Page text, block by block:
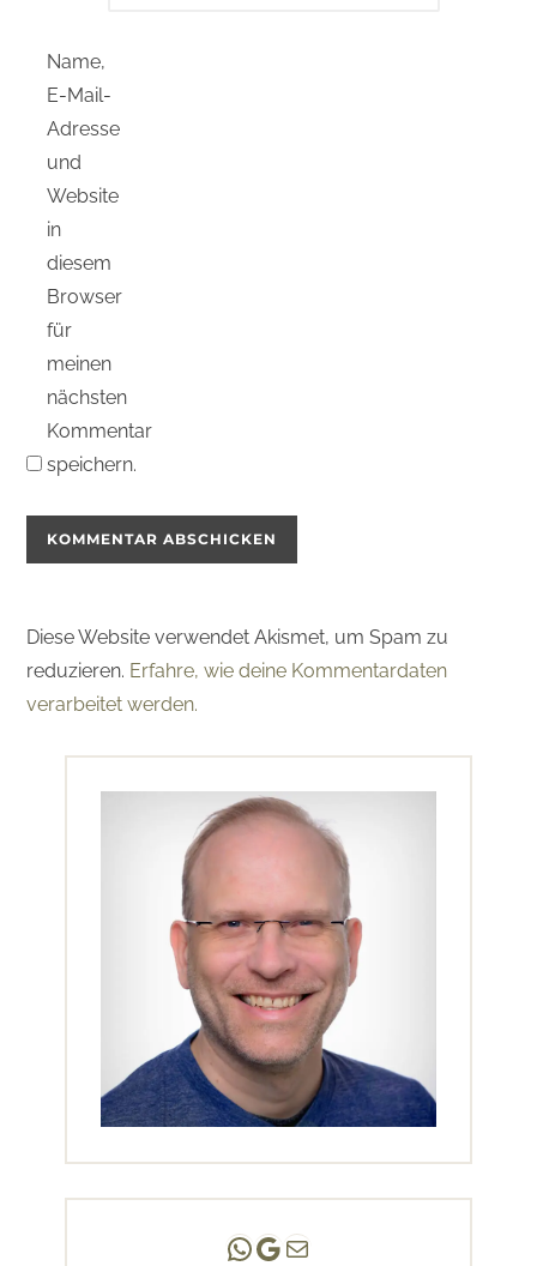
Name,
E-Mail-
Adresse
und
Website
in
diesem
Browser
für
meinen
nächsten
Kommentar
speichern.
Diese Website verwendet Akismet, um Spam zu
reduzieren. Erfahre, wie deine Kommentardaten
verarbeitet werden.
Andreas Scholz | (HPP)
Praxis Adlershof
E-Mail an mich ...